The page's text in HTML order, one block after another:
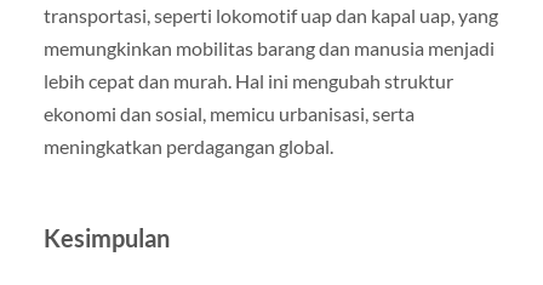
transportasi, seperti lokomotif uap dan kapal uap, yang
memungkinkan mobilitas barang dan manusia menjadi
lebih cepat dan murah. Hal ini mengubah struktur
ekonomi dan sosial, memicu urbanisasi, serta
meningkatkan perdagangan global.
Kesimpulan